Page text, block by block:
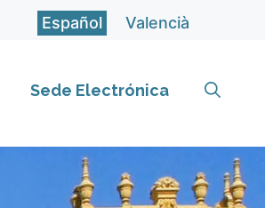
Español Valencià
Sede Electrónica